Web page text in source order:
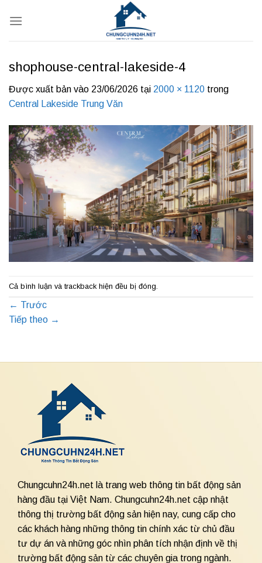
qua
shophouse-central-lakeside-4
Được xuất bản vào 23/06/2026 tại 2000 × 1120 trong
Central Lakeside Trung Văn
Cả bình luận và trackback hiện đều bị đóng.
← Trước
Tiếp theo →
Chungcuhn24h.net là trang web thông tin bất động sản
hàng đầu tại Việt Nam. Chungcuhn24h.net cập nhật
thông thị trường bất động sản hiện nay, cung cấp cho
các khách hàng những thông tin chính xác từ chủ đầu
tư dự án và những góc nhìn phân tích nhận định về thị
trường bất động sản từ các chuyên gia trong ngành.